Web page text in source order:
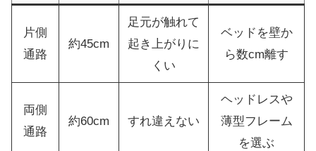
片側
通路
約45cm
足元が触れて
起き上がりに
くい
ベッドを壁か
ら数cm離す
両側
通路
約60cm すれ違えない
ヘッドレスや
薄型フレーム
を選ぶ